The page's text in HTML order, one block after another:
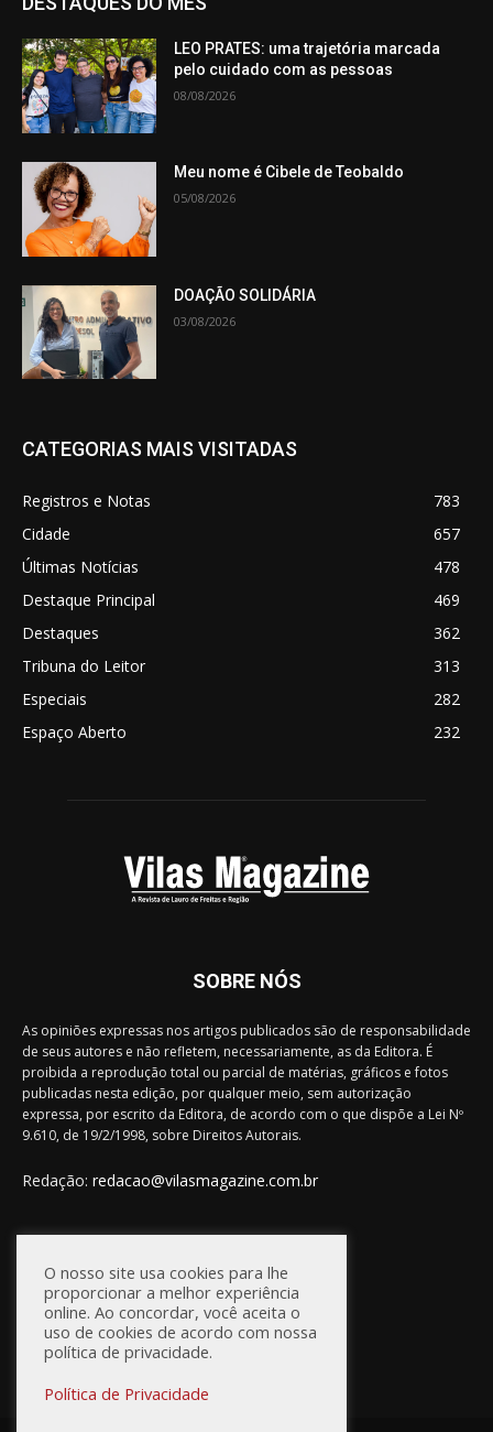
LEO PRATES: uma trajetória marcada
pelo cuidado com as pessoas
08/08/2026
Meu nome é Cibele de Teobaldo
05/08/2026
DOAÇÃO SOLIDÁRIA
03/08/2026
CATEGORIAS MAIS VISITADAS
Registros e Notas
783
Cidade
657
Últimas Notícias
478
Destaque Principal
469
Destaques
362
Tribuna do Leitor
313
Especiais
282
Espaço Aberto
232
SOBRE NÓS
As opiniões expressas nos artigos publicados são de responsabilidade
de seus autores e não refletem, necessariamente, as da Editora. É
proibida a reprodução total ou parcial de matérias, gráficos e fotos
publicadas nesta edição, por qualquer meio, sem autorização
expressa, por escrito da Editora, de acordo com o que dispõe a Lei Nº
9.610, de 19/2/1998, sobre Direitos Autorais.
Redação: redacao@vilasmagazine.com.br
FIQUE CONECTADO
O nosso site usa cookies para lhe
proporcionar a melhor experiência
online. Ao concordar, você aceita o
uso de cookies de acordo com nossa
política de privacidade.
Política de Privacidade